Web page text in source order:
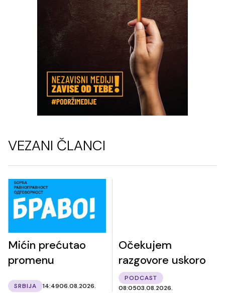
VEZANI ČLANCI
Mićin prećutao
promenu
SRBIJA 14:4906.08.2026.
Očekujem
razgovore uskoro
PODCAST
08:0503.08.2026.